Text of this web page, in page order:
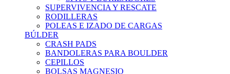
SUPERVIVENCIA Y RESCATE
RODILLERAS
POLEAS E IZADO DE CARGAS
BÚLDER
CRASH PADS
BANDOLERAS PARA BOULDER
CEPILLOS
BOLSAS MAGNESIO